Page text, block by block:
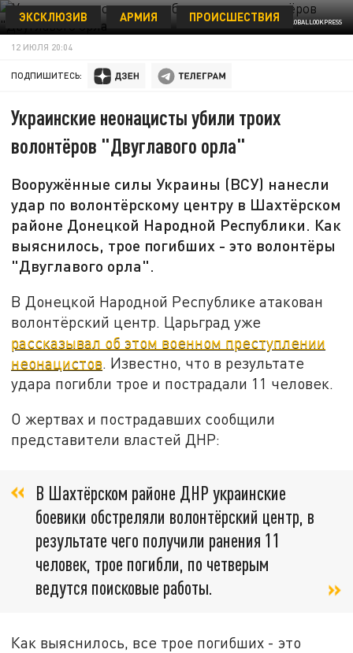
© SINA SCHULDT DPA/GLOBALLOOKPRESS
ЭКСКЛЮЗИВ АРМИЯ ПРОИСШЕСТВИЯ
12 ИЮЛЯ 20:04
ПОДПИШИТЕСЬ:
Украинские неонацисты убили троих
волонтёров "Двуглавого орла"
Вооружённые силы Украины (ВСУ) нанесли
удар по волонтёрскому центру в Шахтёрском
районе Донецкой Народной Республики. Как
выяснилось, трое погибших - это волонтёры
"Двуглавого орла".
В Донецкой Народной Республике атакован
волонтёрский центр. Царьград уже
рассказывал об этом военном преступлении
неонацистов. Известно, что в результате
удара погибли трое и пострадали 11 человек.
О жертвах и пострадавших сообщили
представители властей ДНР:
В Шахтёрском районе ДНР украинские
боевики обстреляли волонтёрский центр, в
результате чего получили ранения 11
человек, трое погибли, по четверым
ведутся поисковые работы.
Как выяснилось, все трое погибших - это